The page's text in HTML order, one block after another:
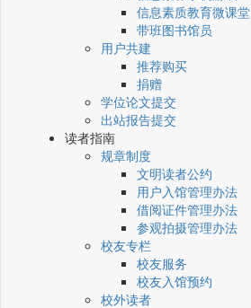
信息素质教育微课堂
带班图书馆员
用户共建
推荐购买
捐赠
学位论文提交
出站报告提交
读者指南
规章制度
文明读者公约
用户入馆管理办法
借阅证件管理办法
参观拍摄管理办法
校友专栏
校友服务
校友入馆预约
校外读者